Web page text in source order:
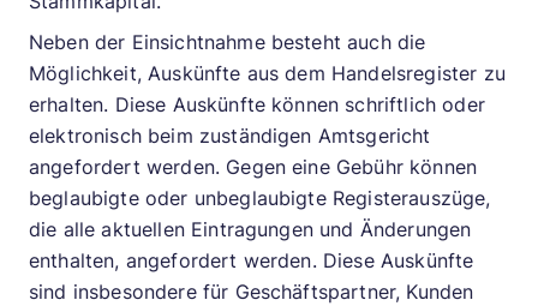
Neben der Einsichtnahme besteht auch die
Möglichkeit, Auskünfte aus dem Handelsregister zu
erhalten. Diese Auskünfte können schriftlich oder
elektronisch beim zuständigen Amtsgericht
angefordert werden. Gegen eine Gebühr können
beglaubigte oder unbeglaubigte Registerauszüge,
die alle aktuellen Eintragungen und Änderungen
enthalten, angefordert werden. Diese Auskünfte
sind insbesondere für Geschäftspartner, Kunden